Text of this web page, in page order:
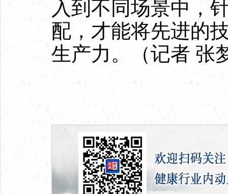
入到不同场景中，
配，才能将先进的
生产力。 （记者 张